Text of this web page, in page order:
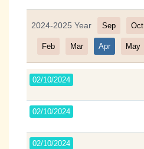
2024-2025 Year Sep Oct
Feb Mar Apr May
02/10/2024
02/10/2024
02/10/2024